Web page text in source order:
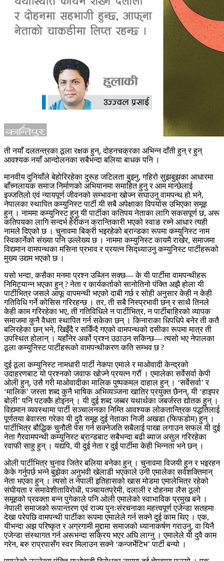
ती नयाँ दलतन्त्रका ठूला रक्षक हुन्, दोहनचक्रका अभिन्न दाँती हुन् र हुन्
आवश्यक नयाँ आन्दोलनका सबैभन्दा बलिया बाधक पनि ।
मानवीय दुनियाँले बेहोरिरहेका दुरूह जटिलता बुझ्नु, गहिरो सुझबुझका आधारमा
बाँच्नलायक समाज निर्माणको अभियानमा समाहित हुनु र आम मान्छेलाई
इज्जतिलो एवं न्यायपूर्ण जीवनको सम्भावना खोज्न सघाउनु वामपन्थ हो भने,
नेपालका स्थापित कम्युनिस्ट पार्टी यी सबै अपेक्षाका विपर्यास उभिएका समूह
हुन् । नाममा कम्युनिस्ट हुनु यी पार्टीका कतिपय नेताका लागि सकसपूर्ण छ, अरू
कतिपयका लागि सन्दर्भ हेरीकन क्रान्तिकारी भएको स्वाङ रच्ने आधार त्यही
नामले दिएको छ । चुनावमा बिक्री भइरहेको ब्रान्डका रूपमा कम्युनिस्ट नाम
स्विकार्नेको संख्या पनि उल्लेख्य छ । नाममा कम्युनिस्ट कायमै राखेर, समाजमा
विद्यमान वामपन्थका मसिना प्रभाव र प्रयत्न सिद्ध्याउनु कम्युनिस्ट पार्टीहरूको
मुख्य उद्यम भएको छ ।
यसो भन्दा, कसैका मनमा प्रश्न उब्जिन सक्छ— के यी पार्टीमा वामपन्थीहरू
निमिट्यान्न भएका हुन् ? नेता र कार्यकर्ताको सानोतिनो पंक्ति अझै होला यी
पार्टीभित्र जसले आफू वापमन्थी भएको दाबी गर्छ र सोही अनुसार केही न केही
गतिविधि गर्ने कोसिस गरिरहन्छ । तर, ती सबै निस्प्रभावी छन् र साथै तिनले
केही काम गरिरहेका भए, ती गतिविधिले न पार्टीभित्र, न पार्टीबाहिरको व्यापक
समाजमा कुनै वैधता स्थापित गर्न सकेका छन् । किनाराका धिपधिपे बनेर ती कतै
बलिरहेका छन् भने, खिइँदै र सकिँदै गएको वामपन्थको दसीका रूपमा मात्र ती
उपस्थित होलान् । यहाँनेर अर्को प्रश्न उठाउन सकिन्छ— त्यसो भए नेपालका
ठूला कम्युनिस्ट पार्टीहरूको वामपन्थीकरण कति सम्भव छ ?
दुई ठूला कम्युनिस्ट नामधारी पार्टी नेकपा एमाले र माओवादी केन्द्रको
उदाहरणबाट यो प्रश्नको जवाफ खोज्ने प्रयत्न गरौं । एमालेका सर्वेसर्वा केपी
ओली हुन्, उसै गरी माओवादीका मालिक पुष्पकमल दाहाल हुन् । ‘सर्वेसर्वा’ र
‘मालिक’ जस्ता शब्द कुनै भाषिक अभिव्यञ्जना खातिर प्रयुक्त छैनन्, यी ‘हाइपर
बोली’ पनि पटक्कै होइनन् । यी दुई शब्द जब्बर यथार्थका जबर्जस्त द्योतक हुन् ।
विद्यमान व्यवस्थामा पार्टी सञ्चालनका निम्ति आवश्यक लोकतान्त्रिक पद्धतिलाई
पूर्णतया बेवास्ता गरेका यी दुवै समूह दुई नेताका निजी अखडा (फिफडोम) हुन् ।
पार्टीभित्र बौद्धिक चुनौती पेस गर्न सक्नेजति सबैलाई पाखा लगाउन सफल यी दुई
नेता गैरवामपन्थी कम्युनिस्ट ब्रान्डबाट सबैभन्दा बढी ब्याज असुल गरिरहेका
रवाफी साहु हुन् । यद्यपि, यी दुई नेता र दुई पार्टीमा केही भिन्नता भने छन् ।
ओली पार्टीभित्र चुनाव जितेर बलिया बनेका हुन् । चुनावमा विजयी हुन र भइरहन
केके गर्नुपर्छ भन्ने बुझेका अनुभवी खेलाडी भएकाले उनी एमालेका सर्वशक्तिमान्
नेता भएका हुन् । त्यसो त नेपाली इतिहासको खास मोडमा एमालेभित्र रहेको
संघीयता र समावेशीताविरोधी, पञ्चायतप्रेमी, दलाली र दोहनमा लैस ठूलो
समूहको प्रवक्ता बन्न पुगेकाले पनि ओली एमालेको स्वाभाविक प्रमुख बने ।
नेपाली समाजको रूपान्तरण एवं राज्य पुनःसंरचनाका महत्त्वपूर्ण एजेन्डा सतहमा
देखा परेपछि वामपन्थी पार्टीका रूपमा एमालेले गर्न सक्ने दुई काम थिए । एक,
यीभन्दा अझ परिष्कृत र अग्रगामी मुद्दामा समाजको ध्यानाकर्षण गराउनु, वा यिनै
एजेन्डा संस्थागत गर्न अरूभन्दा सक्रिय भएर अघि लाग्नु । एमालेले यी दुवै काम
गरेन, बरु राप्रपासँग स्वर मिलाउन सक्ने ‘कन्जर्भेटिभ’ पार्टी बन्यो ।